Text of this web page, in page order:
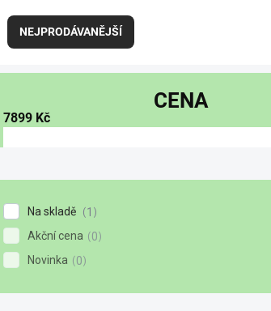
NEJPRODÁVANĚJŠÍ
CENA
7899 Kč
Na skladě
1
Akční cena
0
Novinka
0